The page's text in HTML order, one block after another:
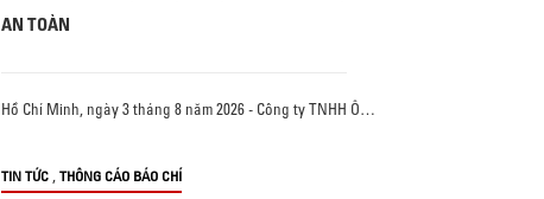
AN TOÀN
Hồ Chí Minh, ngày 3 tháng 8 năm 2026 - Công ty TNHH Ô…
TIN TỨC , THÔNG CÁO BÁO CHÍ